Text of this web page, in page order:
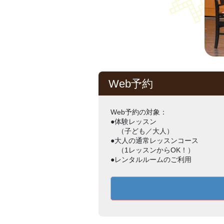
Web予約
Web予約の対象：
●体験レッスン
（子ども／大人）
●大人の通常レッスンコース
（1レッスンからOK！）
●レンタルルームのご利用